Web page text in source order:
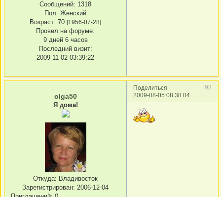
Сообщений: 1318
Пол: Женский
Возраст: 70 [1956-07-28]
Провел на форуме:
9 дней 6 часов
Последний визит:
2009-11-02 03:39:22
Поделиться
93
2009-08-05 08:38:04
olga50
Я дома!
Откуда: Владивосток
Зарегистрирован: 2006-12-04